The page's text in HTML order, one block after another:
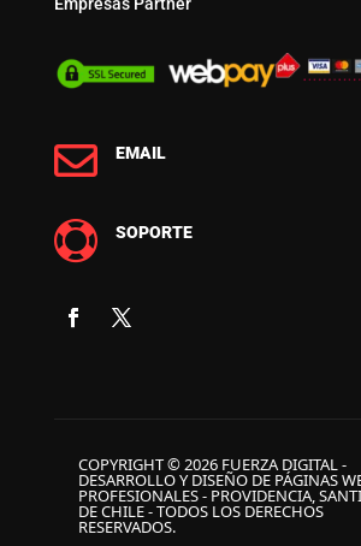
Empresas Partner
 EMAIL
 SOPORTE
COPYRIGHT © 2026 FUERZA DIGITAL -
DESARROLLO Y DISEÑO DE PÁGINAS
PROFESIONALES - PROVIDENCIA,
DE CHILE - TODOS LOS DERECHOS
RESERVADOS.